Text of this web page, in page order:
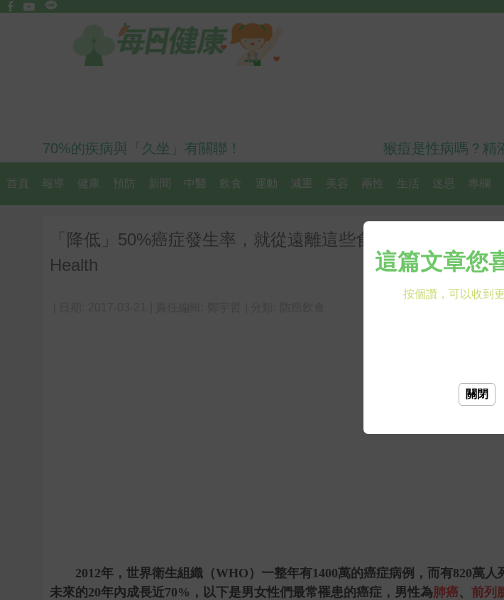
70%的疾病與「久坐」有關聯！ 猴痘是性病嗎？精
首頁 報導 健康 預防 新聞 中醫 飲食 運動 減重 美容 兩性 生活 迷思 專欄
「降低」50%癌症發生率，就從遠離這些食物開始做起！｜
Health
2012年，世界衛生組織（WHO ）一整年有1400萬的癌症病例，而有820萬人
未來的20年內成長近70% ，以下是男女性們最常罹患的癌症，男性為 肺癌、 前列
關閉